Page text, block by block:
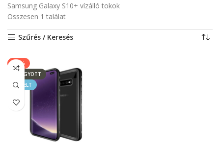
Samsung Galaxy S10+ vízálló tokok
Összesen 1 találat
Szűrés / Keresés
-23%
ELFOGYOTT
KIEMELT